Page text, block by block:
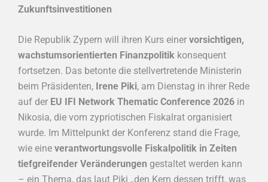
Zukunftsinvestitionen
Die Republik Zypern will ihren Kurs einer vorsichtigen,
wachstumsorientierten Finanzpolitik konsequent
fortsetzen. Das betonte die stellvertretende Ministerin
beim Präsidenten, Irene Piki, am Dienstag in ihrer Rede
auf der EU IFI Network Thematic Conference 2026 in
Nikosia, die vom zypriotischen Fiskalrat organisiert
wurde. Im Mittelpunkt der Konferenz stand die Frage,
wie eine verantwortungsvolle Fiskalpolitik in Zeiten
tiefgreifender Veränderungen gestaltet werden kann
– ein Thema, das laut Piki „den Kern dessen trifft, was